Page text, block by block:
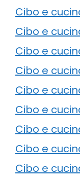
Cibo e
Cibo e
Cibo e
Cibo e
Cibo e
Cibo e
Cibo e
Cibo e
Cibo e